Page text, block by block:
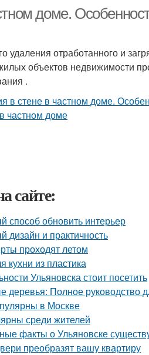
доме.
удаления отработанного и
объектов недвижимости
.
сайте:
способ обновить интерьер
дизайн и практичность
проходят летом
кухни из пластика
Ульяновска стоит посетить
деревья: Полное руководство
в Москве
среди жителей
факты о Ульяновске
преобразят вашу квартиру